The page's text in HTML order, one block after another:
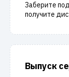
Заберите
получите
Выпуск